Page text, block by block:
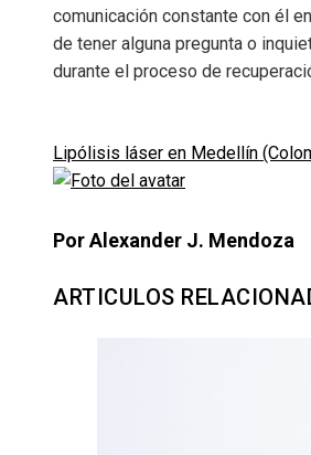
comunicación constante con él
de tener alguna pregunta o
durante el proceso de
Lipólisis láser en Medellín
Por Alexander J. Mendoza
ARTICULOS